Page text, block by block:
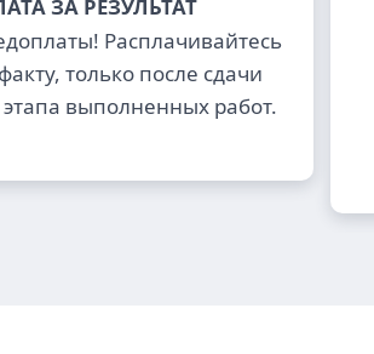
ЗА РЕЗУЛЬТАТ
Расплачивайтесь
только после сдачи
выполненных работ.